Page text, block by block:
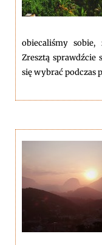
obiecaliśmy
Zresztą sprawdźcie
się wybrać podczas